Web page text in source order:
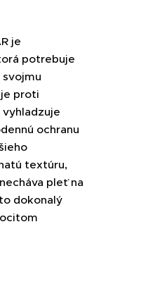
je
potrebuje
proti
ochranu
textúru,
pleť na
dokonalý